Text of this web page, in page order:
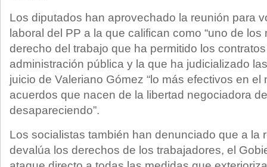
Los diputados han aprovechado la reunión para
laboral del PP a la que califican como “uno de
derecho del trabajo que ha permitido los
administración pública y la que ha judicializado
juicio de Valeriano Gómez “lo más efectivos en
acuerdos que nacen de la libertad negociadora
desapareciendo”.
Los socialistas también han denunciado que a la
devalúa los derechos de los trabajadores, el